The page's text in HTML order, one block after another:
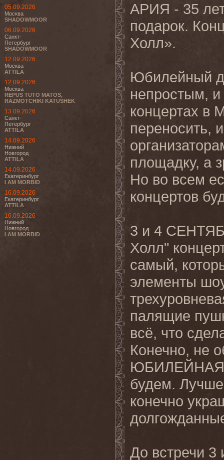
05.09.2026
Москва
SHADOWMOOR
06.09.2026
Санкт-
Петербург
SHADOWMOOR
12.09.2026
Москва
ATTILA
12.09.2026
Москва
REPUS TUTO MATOS,
RAZMOTCHIKI KATUSHEK
13.09.2026
Санкт-
Петербург
ATTILA
14.09.2026
Нижний
Новгород
ATTILA
14.09.2026
Екатеринбург
I AM MORBID
16.09.2026
Екатеринбург
ATTILA
16.09.2026
Нижний
Новгород
I AM MORBID
АРИЯ - 35
подарок.
Холл».
Юбилейный
непростым,
концертах в
переносить,
площадку, а
Но во всем
концертов
3 и 4
Холл"
самый,
элементы
палящие
всё, что
Конечно, не
ЮБИЛЕЙНАЯ
будем. Лучше
конечно
До встречи 3